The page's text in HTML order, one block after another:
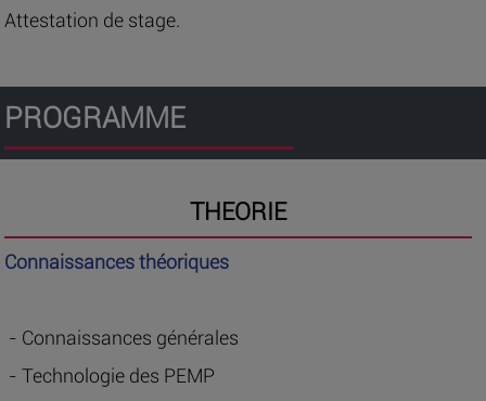
Attestation de stage.
PROGRAMME
THEORIE
Connaissances théoriques
- Connaissances générales
- Technologie des PEMP